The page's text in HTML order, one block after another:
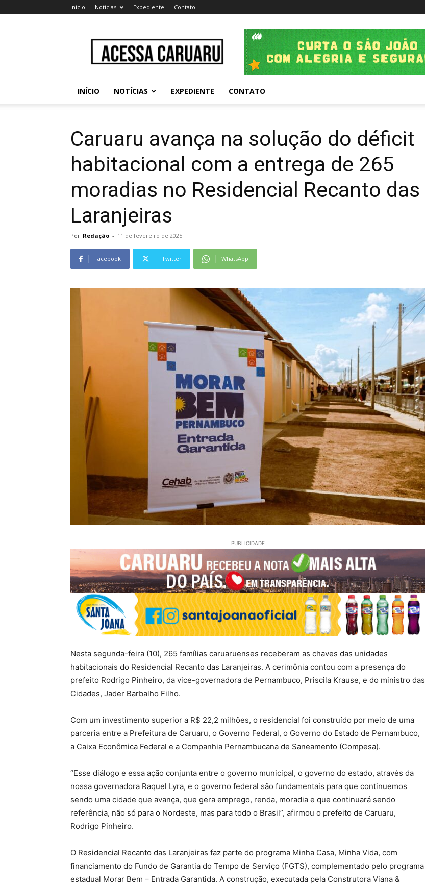
Início Notícias Expediente Contato
Caruaru
INÍCIO NOTÍCIAS EXPEDIENTE CONTATO
Caruaru avança na solução do déficit
habitacional com a entrega de 265
moradias no Residencial Recanto das
Laranjeiras
Por Redação - 11 de fevereiro de 2025
Facebook Twitter WhatsApp
PUBLICIDADE
Nesta segunda-feira (10), 265 famílias caruaruenses receberam as chaves das unidades
habitacionais do Residencial Recanto das Laranjeiras. A cerimônia contou com a presença do
prefeito Rodrigo Pinheiro, da vice-governadora de Pernambuco, Priscila Krause, e do ministro das
Cidades, Jader Barbalho Filho.
Com um investimento superior a R$ 22,2 milhões, o residencial foi construído por meio de uma
parceria entre a Prefeitura de Caruaru, o Governo Federal, o Governo do Estado de Pernambuco,
a Caixa Econômica Federal e a Companhia Pernambucana de Saneamento (Compesa).
“Esse diálogo e essa ação conjunta entre o governo municipal, o governo do estado, através da
nossa governadora Raquel Lyra, e o governo federal são fundamentais para que continuemos
sendo uma cidade que avança, que gera emprego, renda, moradia e que continuará sendo
referência, não só para o Nordeste, mas para todo o Brasil”, afirmou o prefeito de Caruaru,
Rodrigo Pinheiro.
O Residencial Recanto das Laranjeiras faz parte do programa Minha Casa, Minha Vida, com
financiamento do Fundo de Garantia do Tempo de Serviço (FGTS), complementado pelo programa
estadual Morar Bem – Entrada Garantida. A construção, executada pela Construtora Viana &